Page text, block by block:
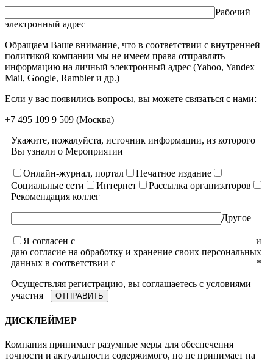
Рабочий
электронный адрес
Обращаем Ваше внимание, что в соответствии с внутренней
политикой компании мы не имеем права отправлять
информацию на личный электронный адрес (Yahoo, Yandex
Mail, Google, Rambler и др.)
Если у вас появились вопросы, вы можете связаться с нами:
+7 495 109 9 509 (Москва)
Укажите, пожалуйста, источник информации, из которого
Вы узнали о Мероприятии
Онлайн-журнал, портал
Печатное издание
Социальные сети
Интернет
Рассылка организаторов
Рекомендация коллег
Другое
Я согласен с
и
даю согласие на обработку и хранение своих персональных
данных в соответствии с
*
Осуществляя регистрацию, вы соглашаетесь с условиями
участия
ДИСКЛЕЙМЕР
Компания принимает разумные меры для обеспечения
точности и актуальности содержимого, но не принимает на